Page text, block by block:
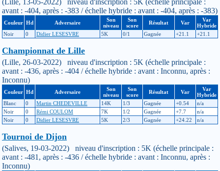
avant : -404, après : -383 / échelle hybride : avant : -404, après : -383)
Couleur Hd Adversaire
Son
niveau
Son
score
Résultat Var
Var
Hybride
Noir
0 Didier LESESVRE 5K 0/1 Gagnée +21.1 +21.1
Championnat de Lille
(Lille, 26-03-2022) niveau d'inscription : 5K (échelle principale :
avant : -436, après : -404 / échelle hybride : avant : Inconnu, après :
Inconnu)
Couleur Hd Adversaire
Son
niveau
Son
score
Résultat Var
Var
Hybride
Blanc
0 Martin CHEDEVILLE 14K 1/3 Gagnée +0.54
n/a
Noir
0 Rémi COULOM 7K 1/2 Gagnée +7.7
n/a
Noir
0 Didier LESESVRE 5K 2/3 Gagnée +24.22 n/a
Tournoi de Dijon
(Salives, 19-03-2022) niveau d'inscription : 5K (échelle principale :
avant : -481, après : -436 / échelle hybride : avant : Inconnu, après :
Inconnu)